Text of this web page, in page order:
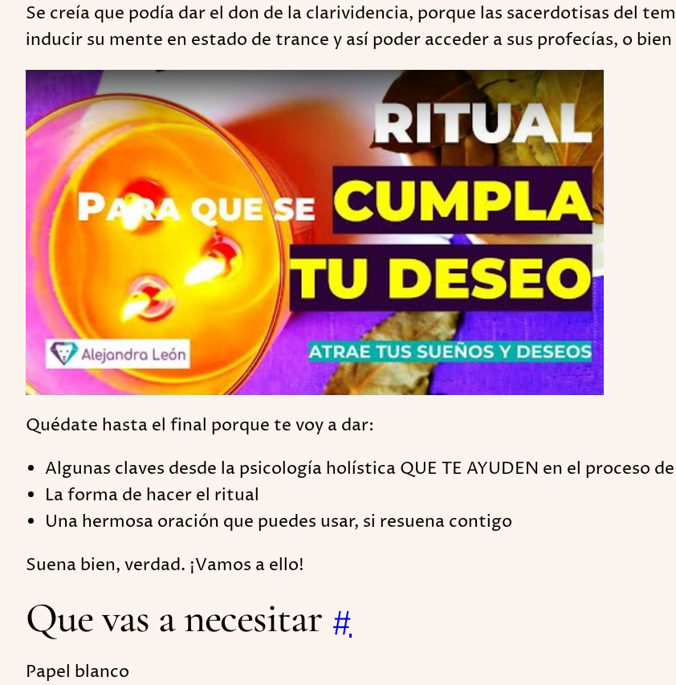
Se creía que podía dar el don de la clarividencia, porque las sacerdotisas del
inducir su mente en estado de trance y así poder acceder a sus profecías, o
Play
Quédate hasta el final porque te voy a dar:
Algunas claves desde la psicología holística QUE TE AYUDEN en el proceso
La forma de hacer el ritual
Una hermosa oración que puedes usar, si resuena contigo
Suena bien, verdad. ¡Vamos a ello!
Que vas a necesitar #
Papel blanco